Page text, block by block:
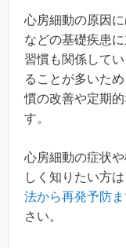
心房細動の原因
などの基礎疾患
習慣も関係して
ることが多いた
慣の改善や定期
す。
心房細動の症状
しく知りたい方は
法から再発予防ま
さい。